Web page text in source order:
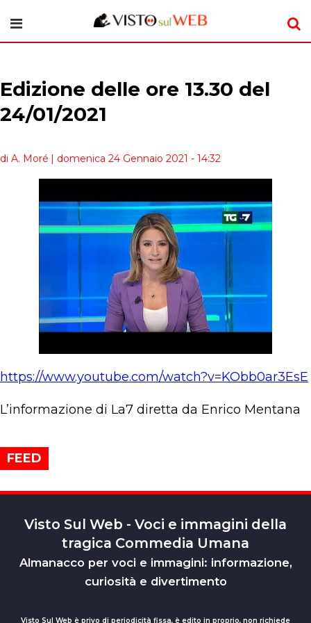
Edizione delle ore 13.30 del
24/01/2021
di A. Moré | domenica 24 Gennaio 2021 - 14:32
https://www.youtube.com/watch?v=KObb0ar3EsE
L’informazione di La7 diretta da Enrico Mentana
FEED
Visto Sul Web - Voci e immagini della
tragica Commedia Umana
Almanacco per voci e immagini: informazione,
curiosità e divertimento
Visto Sul Web è privo di periodicità fissa, è edito in proprio, non richiede